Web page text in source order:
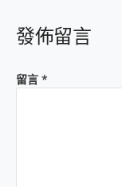
發佈留言
留言 *